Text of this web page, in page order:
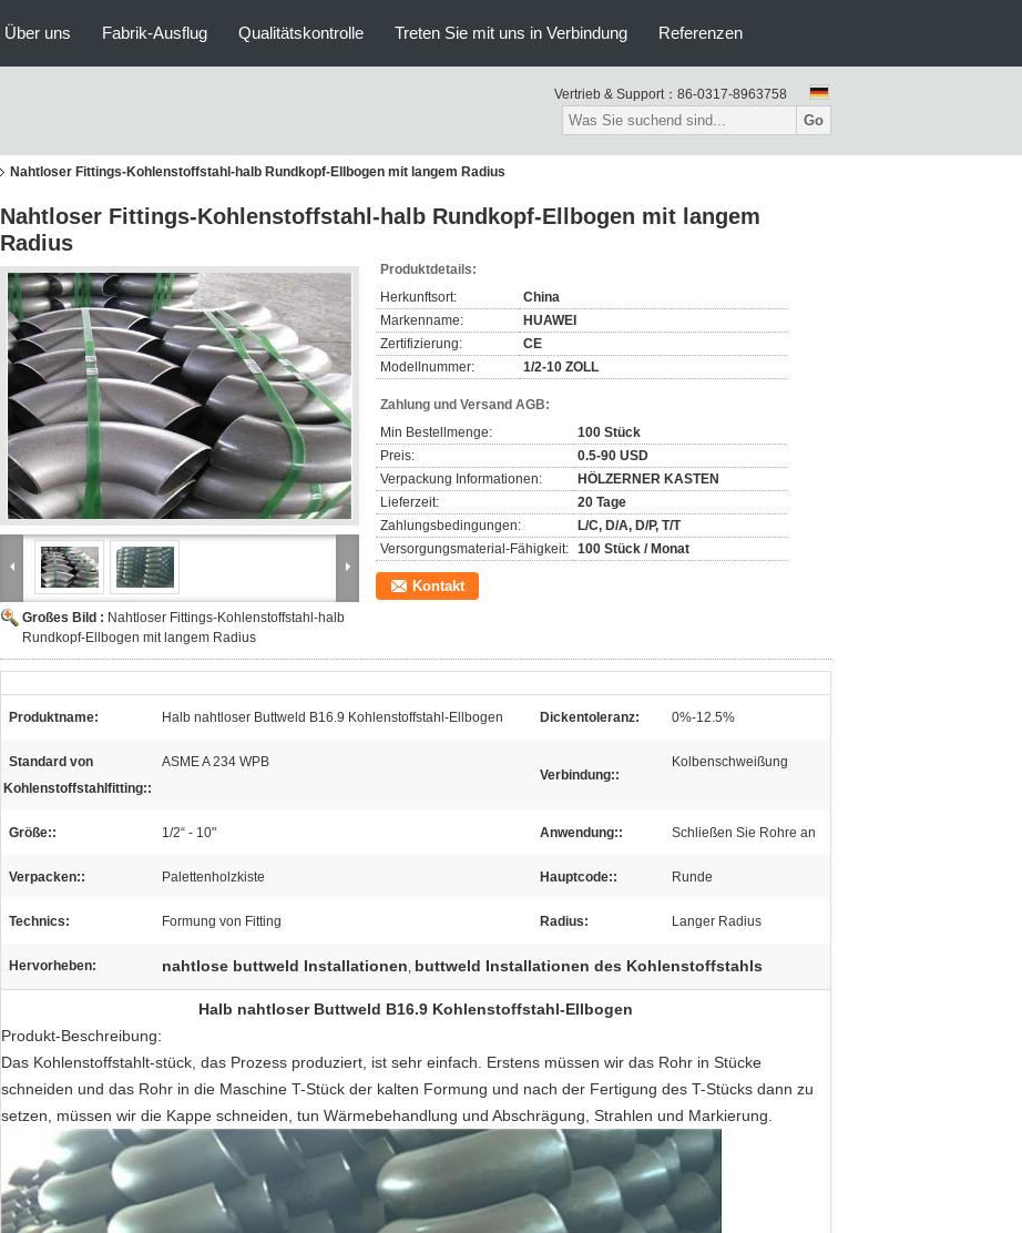
Über uns Fabrik-Ausflug Qualitätskontrolle Treten Sie mit uns in Verbindung Referenzen
Vertrieb & Support： 86-0317-8963758
Go
Nahtloser Fittings-Kohlenstoffstahl-halb Rundkopf-Ellbogen mit langem Radius
Nahtloser Fittings-Kohlenstoffstahl-halb Rundkopf-Ellbogen mit langem
Radius
Großes Bild : Nahtloser Fittings-Kohlenstoffstahl-halb
Rundkopf-Ellbogen mit langem Radius
Produktdetails:
Herkunftsort:
China
Markenname:
HUAWEI
Zertifizierung:
CE
Modellnummer:
1/2-10 ZOLL
Zahlung und Versand AGB:
Min Bestellmenge:
100 Stück
Preis:
0.5-90 USD
Verpackung Informationen:
HÖLZERNER KASTEN
Lieferzeit:
20 Tage
Zahlungsbedingungen:
L/C, D/A, D/P, T/T
Versorgungsmaterial-Fähigkeit: 100 Stück / Monat
Kontakt
Produktname: Halb nahtloser Buttweld B16.9 Kohlenstoffstahl-Ellbogen Dickentoleranz: 0%-12.5%
Standard von
Kohlenstoffstahlfitting::
ASME A 234 WPB
Verbindung::
Kolbenschweißung
Größe:: 1/2“ - 10" Anwendung:: Schließen Sie Rohre an
Verpacken:: Palettenholzkiste Hauptcode:: Runde
Technics: Formung von Fitting Radius: Langer Radius
Hervorheben: nahtlose buttweld Installationen, buttweld Installationen des Kohlenstoffstahls
Halb nahtloser Buttweld B16.9 Kohlenstoffstahl-Ellbogen
Produkt-Beschreibung:
Das Kohlenstoffstahlt-stück, das Prozess produziert, ist sehr einfach. Erstens müssen wir das Rohr in Stücke
schneiden und das Rohr in die Maschine T-Stück der kalten Formung und nach der Fertigung des T-Stücks dann zu
setzen, müssen wir die Kappe schneiden, tun Wärmebehandlung und Abschrägung, Strahlen und Markierung.